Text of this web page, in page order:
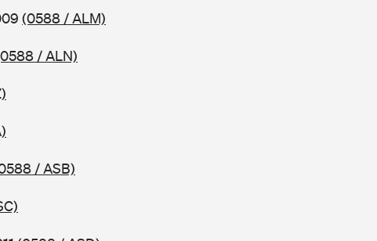
(0588 / ALM)
/ ALN)
/ ASB)